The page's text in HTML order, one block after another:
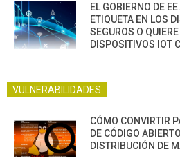
EL GOBIERNO DE
ETIQUETA EN LOS
SEGUROS O
DISPOSITIVOS IOT
VULNERABILIDADES
CÓMO CONVIRTIR
DE CÓDIGO
DISTRIBUCIÓN DE